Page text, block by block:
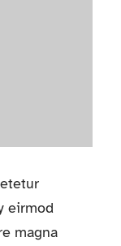
eirmod
magna